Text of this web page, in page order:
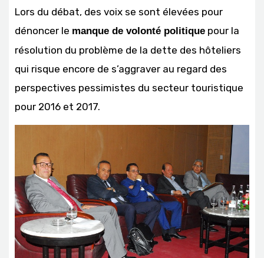
Lors du débat, des voix se sont élevées pour
dénoncer le manque de volonté politique pour la
résolution du problème de la dette des hôteliers
qui risque encore de s’aggraver au regard des
perspectives pessimistes du secteur touristique
pour 2016 et 2017.